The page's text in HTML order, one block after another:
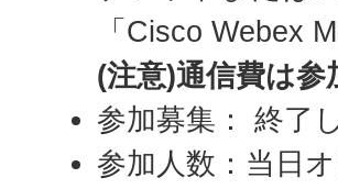
「Cisco Webex
(注意)通信費は
参加募集： 終了
参加人数：当日